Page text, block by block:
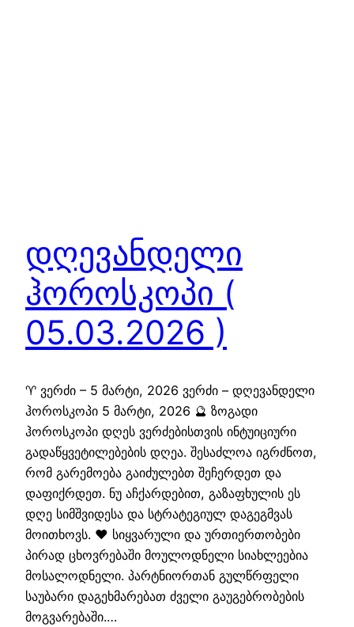
დღევანდელი
ჰოროსკოპი (
05.03.2026 )
♈ ვერძი – 5 მარტი, 2026 ვერძი – დღევანდელი
ჰოროსკოპი 5 მარტი, 2026 🔮 ზოგადი
ჰოროსკოპი დღეს ვერძებისთვის ინტუიციური
გადაწყვეტილებების დღეა. შესაძლოა იგრძნოთ,
რომ გარემოება გაიძულებთ შეჩერდეთ და
დაფიქრდეთ. ნუ აჩქარდებით, გაზაფხულის ეს
დღე სიმშვიდესა და სტრატეგიულ დაგეგმვას
მოითხოვს. ❤️ სიყვარული და ურთიერთობები
პირად ცხოვრებაში მოულოდნელი სიახლეებია
მოსალოდნელი. პარტნიორთან გულწრფელი
საუბარი დაგეხმარებათ ძველი გაუგებრობების
მოგვარებაში.…